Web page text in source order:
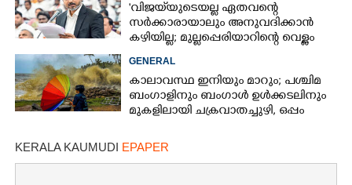
'വിജയ്‌യുടെയല്ല ഏതവന്റെ
സർക്കാരായാലും അനുവദിക്കാൻ
കഴിയില്ല; മുല്ലപ്പെരിയാറിന്റെ വെള്ളം
GENERAL
കാലാവസ്ഥ ഇനിയും മാറും; പശ്ചിമ
ബംഗാളിനും ബംഗാൾ ഉൾക്കടലിനും
മുകളിലായി ചക്രവാതച്ചുഴി, ഒപ്പം
KERALA KAUMUDI EPAPER